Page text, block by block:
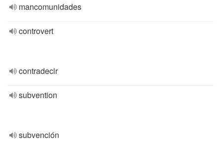
mancomunidades
controvert
contradecir
subvention
subvención